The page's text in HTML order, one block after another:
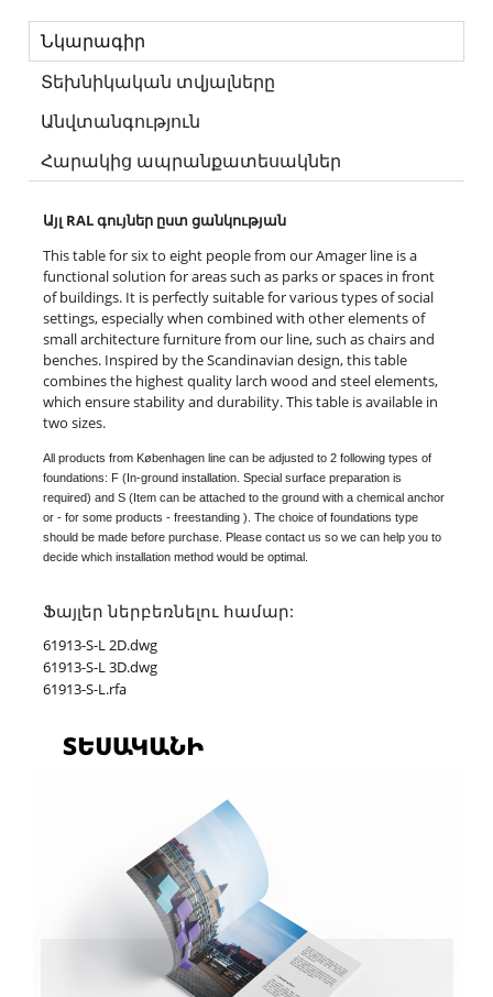
Նկարագիր
Տեխնիկական տվյալները
Անվտանգություն
Հարակից ապրանքատեսակներ
Այլ RAL գույներ ըստ ցանկության
This table for six to eight people from our Amager line is a
functional solution for areas such as parks or spaces in front
of buildings. It is perfectly suitable for various types of social
settings, especially when combined with other elements of
small architecture furniture from our line, such as chairs and
benches. Inspired by the Scandinavian design, this table
combines the highest quality larch wood and steel elements,
which ensure stability and durability. This table is available in
two sizes.
All products from Københagen line can be adjusted to 2 following types of
foundations: F (In-ground installation. Special surface preparation is
required) and S (Item can be attached to the ground with a chemical anchor
or - for some products - freestanding ). The choice of foundations type
should be made before purchase. Please contact us so we can help you to
decide which installation method would be optimal.
Ֆայլեր ներբեռնելու համար:
61913-S-L 2D.dwg
61913-S-L 3D.dwg
61913-S-L.rfa